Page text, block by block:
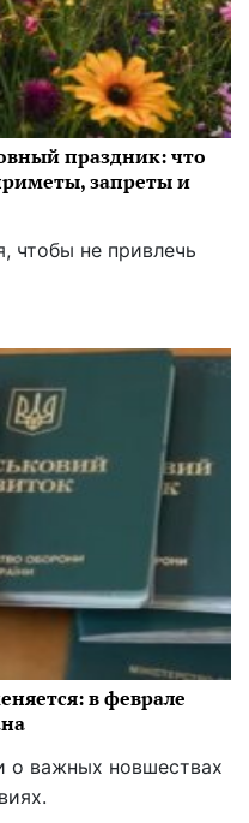
праздник: что
запреты и
чтобы не привлечь
в феврале
о важных новшествах